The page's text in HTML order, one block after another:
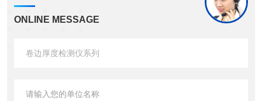
ONLINE MESSAGE